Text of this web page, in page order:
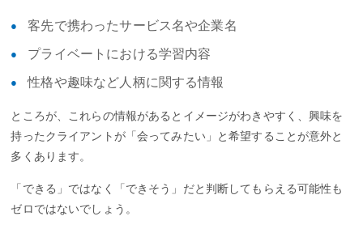
客先で携わったサービス名や企業名
プライベートにおける学習内容
性格や趣味など人柄に関する情報
ところが、これらの情報があるとイメージがわきやすく、興味を
持ったクライアントが「会ってみたい」と希望することが意外と
多くあります。
「できる」ではなく「できそう」だと判断してもらえる可能性も
ゼロではないでしょう。